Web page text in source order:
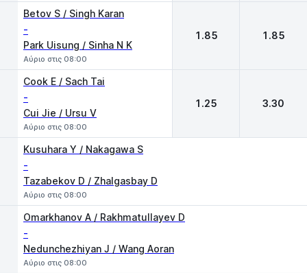
Betov S / Singh Karan
-
Park Uisung / Sinha N K
Αύριο στις 08:00
1.85 1.85
Cook E / Sach Tai
-
Cui Jie / Ursu V
Αύριο στις 08:00
1.25 3.30
Kusuhara Y / Nakagawa S
-
Tazabekov D / Zhalgasbay D
Αύριο στις 08:00
Omarkhanov A / Rakhmatullayev D
-
Nedunchezhiyan J / Wang Aoran
Αύριο στις 08:00